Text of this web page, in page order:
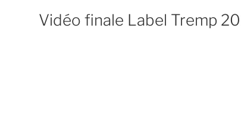
Vidéo finale Label Tremp